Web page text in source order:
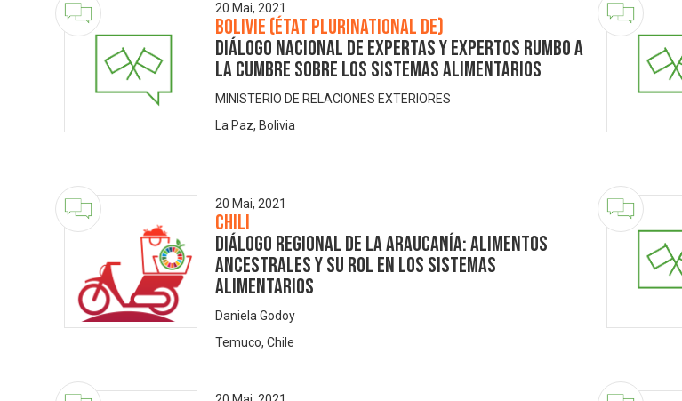
20 Mai, 2021
Bolivie (État plurinational de)
DIÁLOGO NACIONAL DE EXPERTAS Y EXPERTOS RUMBO A
LA CUMBRE SOBRE LOS SISTEMAS ALIMENTARIOS
MINISTERIO DE RELACIONES EXTERIORES
La Paz, Bolivia
20 Mai, 2021
Chili
Diálogo Regional de La Araucanía: Alimentos
ancestrales y su rol en los sistemas
alimentarios
Daniela Godoy
Temuco, Chile